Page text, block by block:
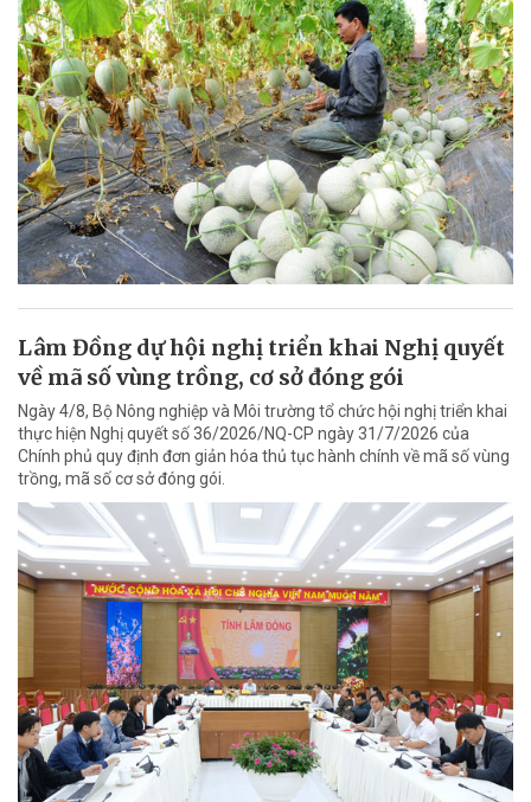
Lâm Đồng dự hội nghị triển khai Nghị quyết
về mã số vùng trồng, cơ sở đóng gói
Ngày 4/8, Bộ Nông nghiệp và Môi trường tổ chức hội nghị triển khai
thực hiện Nghị quyết số 36/2026/NQ-CP ngày 31/7/2026 của
Chính phủ quy định đơn giản hóa thủ tục hành chính về mã số vùng
trồng, mã số cơ sở đóng gói.